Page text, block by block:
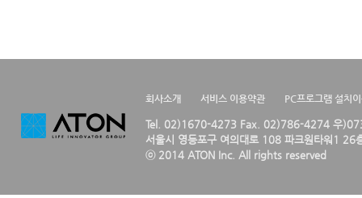
회사소개 서비스 이용약관 PC프로그램 설치
Tel. 02)1670-4273 Fax. 02)786-4274 우
서울시 영등포구 여의대로 108 파크원타워1 26
ⓒ 2014 ATON Inc. All rights reserved